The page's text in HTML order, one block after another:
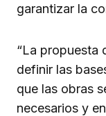
garantizar la
“La propuesta
definir las
que las obras
necesarios y